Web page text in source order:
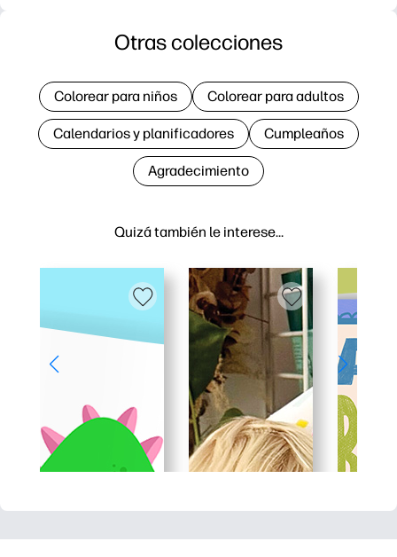
Quizá también le interese…
Otras colecciones
Colorear para niños Colorear para adultos
Calendarios y planificadores Cumpleaños
Agradecimiento